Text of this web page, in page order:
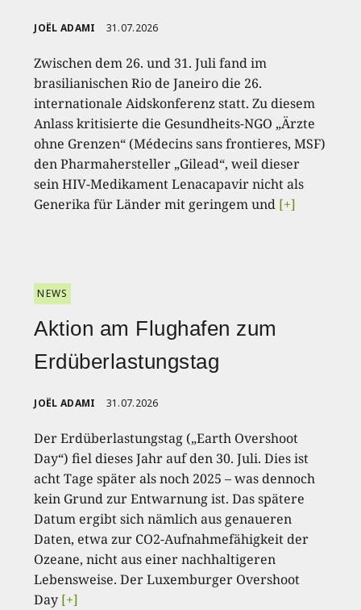
JOËL ADAMI 31.07.2026
Zwischen dem 26. und 31. Juli fand im
brasilianischen Rio de Janeiro die 26.
internationale Aidskonferenz statt. Zu diesem
Anlass kritisierte die Gesundheits-NGO „Ärzte
ohne Grenzen“ (Médecins sans frontieres, MSF)
den Pharmahersteller „Gilead“, weil dieser
sein HIV-Medikament Lenacapavir nicht als
Generika für Länder mit geringem und [+]
NEWS
Aktion am Flughafen zum
Erdüberlastungstag
JOËL ADAMI 31.07.2026
Der Erdüberlastungstag („Earth Overshoot
Day“) fiel dieses Jahr auf den 30. Juli. Dies ist
acht Tage später als noch 2025 – was dennoch
kein Grund zur Entwarnung ist. Das spätere
Datum ergibt sich nämlich aus genaueren
Daten, etwa zur CO2-Aufnahmefähigkeit der
Ozeane, nicht aus einer nachhaltigeren
Lebensweise. Der Luxemburger Overshoot
Day [+]